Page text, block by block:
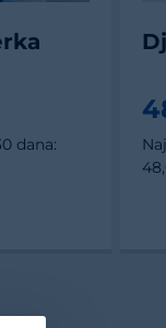
dana: